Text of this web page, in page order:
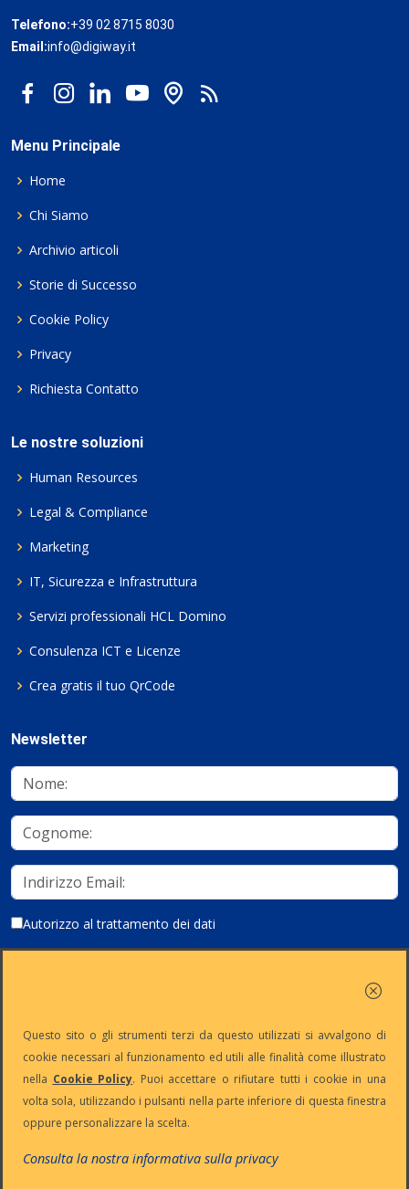
Telefono:+39 02 8715 8030
Email:info@digiway.it
Menu Principale
Home
Chi Siamo
Archivio articoli
Storie di Successo
Cookie Policy
Privacy
Richiesta Contatto
Le nostre soluzioni
Human Resources
Legal & Compliance
Marketing
IT, Sicurezza e Infrastruttura
Servizi professionali HCL Domino
Consulenza ICT e Licenze
Crea gratis il tuo QrCode
Newsletter
Autorizzo al trattamento dei dati
Partita Iva:
IT13383650150
Capitale
Sociale: €
10.500 i.v.
Iscrizione
REA n° MI-
Reg. Imp. n°
MI-2001-
: digiway@legalmail.it
Questo sito o gli strumenti terzi da questo utilizzati si avvalgono di
cookie necessari al funzionamento ed utili alle finalità come illustrato
nella Cookie Policy. Puoi accettare o rifiutare tutti i cookie in una
volta sola, utilizzando i pulsanti nella parte inferiore di questa finestra
oppure personalizzare la scelta.
Consulta la nostra informativa sulla privacy